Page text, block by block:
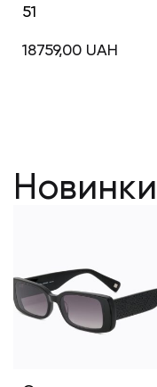
51
18759,00 UAH
Новинки